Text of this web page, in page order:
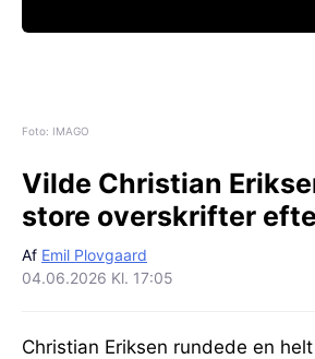
Foto: IMAGO
Vilde Christian
store overskrifter
Af Emil Plovgaard
04.06.2026 Kl. 17:05
Christian Eriksen rundede en